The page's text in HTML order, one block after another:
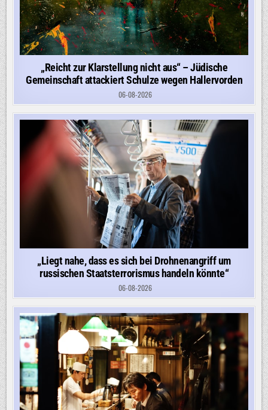
„Reicht zur Klarstellung nicht aus“ – Jüdische
Gemeinschaft attackiert Schulze wegen Hallervorden
06-08-2026
„Liegt nahe, dass es sich bei Drohnenangriff um
russischen Staatsterrorismus handeln könnte“
06-08-2026